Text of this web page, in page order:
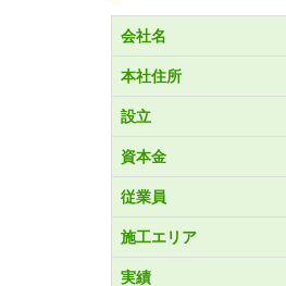
会社名
本社住所
設立
資本金
従業員
施工エリア
実績